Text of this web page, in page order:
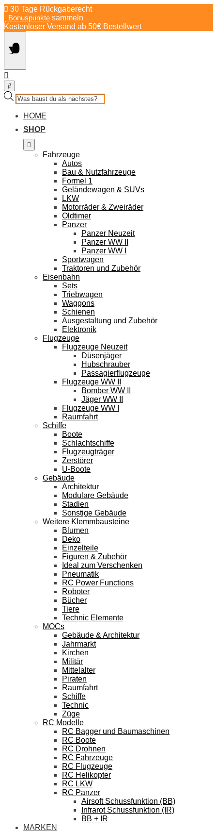
Springe
zum
Inhalt
30 Tage Rückgaberecht
Bonuspunkte sammeln
Kostenloser Versand ab 50€ Bestellwert
Products
search
HOME
SHOP
Fahrzeuge
Autos
Bau & Nutzfahrzeuge
Formel 1
Geländewagen & SUVs
LKW
Motorräder & Zweiräder
Oldtimer
Panzer
Panzer Neuzeit
Panzer WW II
Panzer WW I
Sportwagen
Traktoren und Zubehör
Eisenbahn
Sets
Triebwagen
Waggons
Schienen
Ausgestaltung und Zubehör
Elektronik
Flugzeuge
Flugzeuge Neuzeit
Düsenjäger
Hubschrauber
Passagierflugzeuge
Flugzeuge WW II
Bomber WW II
Jäger WW II
Flugzeuge WW I
Raumfahrt
Schiffe
Boote
Schlachtschiffe
Flugzeugträger
Zerstörer
U-Boote
Gebäude
Architektur
Modulare Gebäude
Stadien
Sonstige Gebäude
Weitere Klemmbausteine
Blumen
Deko
Einzelteile
Figuren & Zubehör
Ideal zum Verschenken
Pneumatik
RC Power Functions
Roboter
Bücher
Tiere
Technic Elemente
MOCs
Gebäude & Architektur
Jahrmarkt
Kirchen
Militär
Mittelalter
Piraten
Raumfahrt
Schiffe
Technic
Züge
RC Modelle
RC Bagger und Baumaschinen
RC Boote
RC Drohnen
RC Fahrzeuge
RC Flugzeuge
RC Helikopter
RC LKW
RC Panzer
Airsoft Schussfunktion (BB)
Infrarot Schussfunktion (IR)
BB + IR
MARKEN